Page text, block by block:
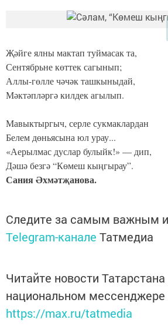
Җәйге ялны мактап туймасак та,
Сентябрьне көттек сагынып;
Аллы-гөлле чәчәк ташкыныдай,
Мәктәпләргә килдек агылып.
Мавыктыргыч, серле сукмаклардан
Белем дөньясына юл урау...
«Аерылмас дуслар булыйк!» — дип,
Дәшә безгә “Көмеш кыңгырау”.
Сания Әхмәтҗанова.
Следите за самым важным
Telegram-канале Татмедиа
Читайте новости Татарстана
национальном
https://max.ru/tatmedia